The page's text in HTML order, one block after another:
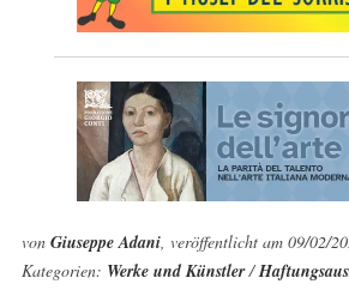
von Giuseppe Adani, veröffentlicht am 09/02/
Kategorien: Werke und Künstler/